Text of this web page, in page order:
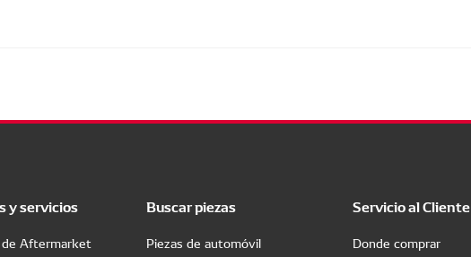
y servicios
Aftermarket
Buscar piezas
Piezas de automóvil
Servicio al Cliente
Donde comprar